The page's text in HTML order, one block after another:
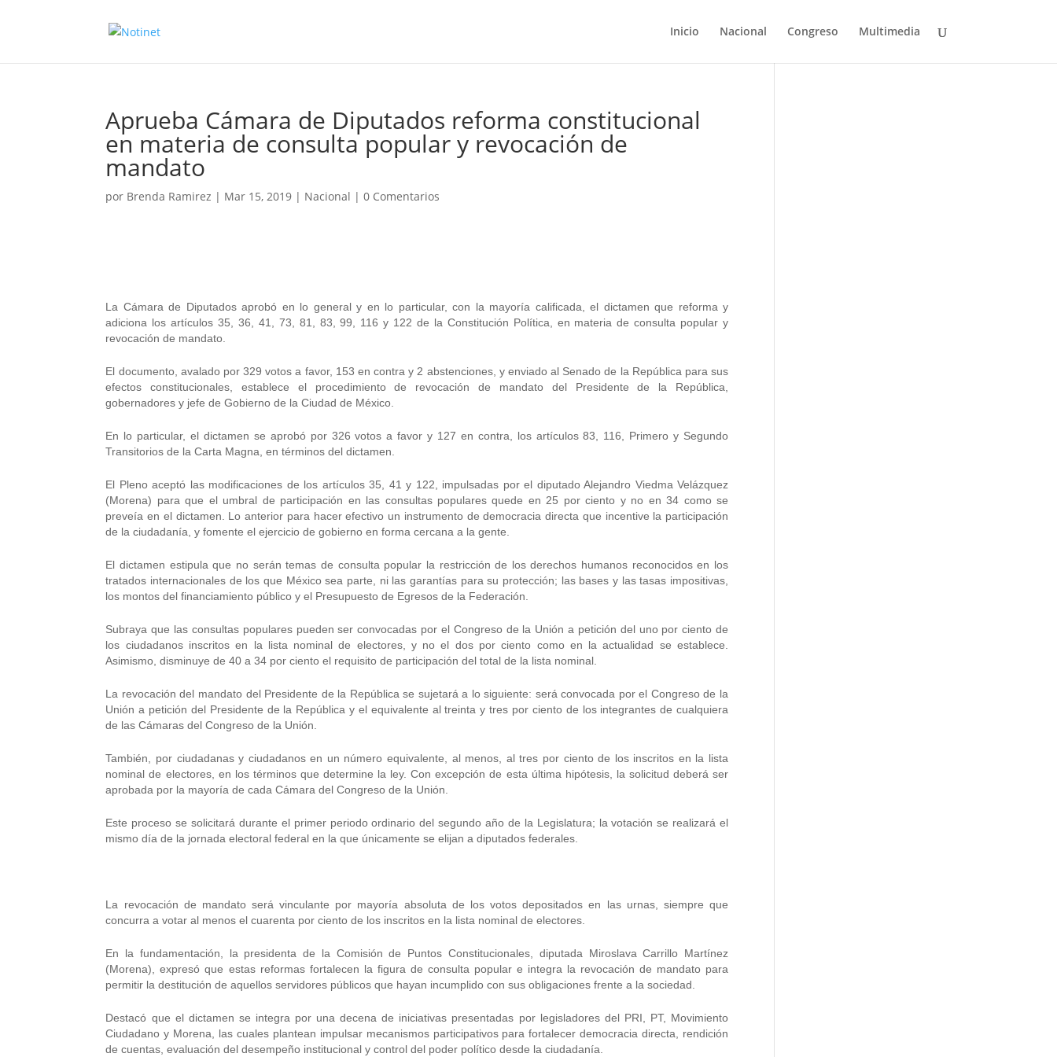
Inicio Nacional Congreso Multimedia
Aprueba Cámara de Diputados reforma constitucional
en materia de consulta popular y revocación de
mandato
por Brenda Ramirez | Mar 15, 2019 | Nacional |0 Comentarios
La Cámara de Diputados aprobó en lo general y en lo particular, con la mayoría calificada, el dictamen que reforma y
adiciona los artículos 35, 36, 41, 73, 81, 83, 99, 116 y 122 de la Constitución Política, en materia de consulta popular y
revocación de mandato.
El documento, avalado por 329 votos a favor, 153 en contra y 2 abstenciones, y enviado al Senado de la República para sus
efectos constitucionales, establece el procedimiento de revocación de mandato del Presidente de la República,
gobernadores y jefe de Gobierno de la Ciudad de México.
En lo particular, el dictamen se aprobó por 326 votos a favor y 127 en contra, los artículos 83, 116, Primero y Segundo
Transitorios de la Carta Magna, en términos del dictamen.
El Pleno aceptó las modificaciones de los artículos 35, 41 y 122, impulsadas por el diputado Alejandro Viedma Velázquez
(Morena) para que el umbral de participación en las consultas populares quede en 25 por ciento y no en 34 como se
preveía en el dictamen. Lo anterior para hacer efectivo un instrumento de democracia directa que incentive la participación
de la ciudadanía, y fomente el ejercicio de gobierno en forma cercana a la gente.
El dictamen estipula que no serán temas de consulta popular la restricción de los derechos humanos reconocidos en los
tratados internacionales de los que México sea parte, ni las garantías para su protección; las bases y las tasas impositivas,
los montos del financiamiento público y el Presupuesto de Egresos de la Federación.
Subraya que las consultas populares pueden ser convocadas por el Congreso de la Unión a petición del uno por ciento de
los ciudadanos inscritos en la lista nominal de electores, y no el dos por ciento como en la actualidad se establece.
Asimismo, disminuye de 40 a 34 por ciento el requisito de participación del total de la lista nominal.
La revocación del mandato del Presidente de la República se sujetará a lo siguiente: será convocada por el Congreso de la
Unión a petición del Presidente de la República y el equivalente al treinta y tres por ciento de los integrantes de cualquiera
de las Cámaras del Congreso de la Unión.
También, por ciudadanas y ciudadanos en un número equivalente, al menos, al tres por ciento de los inscritos en la lista
nominal de electores, en los términos que determine la ley. Con excepción de esta última hipótesis, la solicitud deberá ser
aprobada por la mayoría de cada Cámara del Congreso de la Unión.
Este proceso se solicitará durante el primer periodo ordinario del segundo año de la Legislatura; la votación se realizará el
mismo día de la jornada electoral federal en la que únicamente se elijan a diputados federales.
La revocación de mandato será vinculante por mayoría absoluta de los votos depositados en las urnas, siempre que
concurra a votar al menos el cuarenta por ciento de los inscritos en la lista nominal de electores.
En la fundamentación, la presidenta de la Comisión de Puntos Constitucionales, diputada Miroslava Carrillo Martínez
(Morena), expresó que estas reformas fortalecen la figura de consulta popular e integra la revocación de mandato para
permitir la destitución de aquellos servidores públicos que hayan incumplido con sus obligaciones frente a la sociedad.
Destacó que el dictamen se integra por una decena de iniciativas presentadas por legisladores del PRI, PT, Movimiento
Ciudadano y Morena, las cuales plantean impulsar mecanismos participativos para fortalecer democracia directa, rendición
de cuentas, evaluación del desempeño institucional y control del poder político desde la ciudadanía.